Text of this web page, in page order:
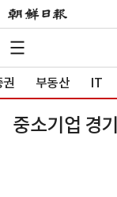
부동산 IT
중소기업 경